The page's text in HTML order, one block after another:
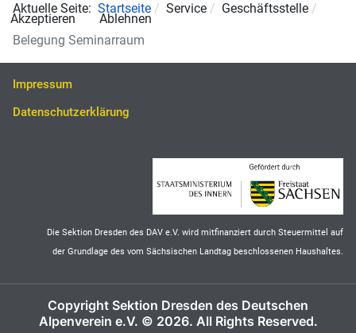
Aktuelle Seite: Startseite Service Geschäftsstelle
Belegung Seminarraum
Impressum
Datenschutzerklärung
Die Sektion Dresden des DAV e.V. wird mitfinanziert durch Steuermittel auf
der Grundlage des vom Sächsischen Landtag beschlossenen Haushaltes.
Copyright Sektion Dresden des Deutschen
Alpenverein e.V. © 2026. All Rights Reserved.
Akzeptieren Ablehnen